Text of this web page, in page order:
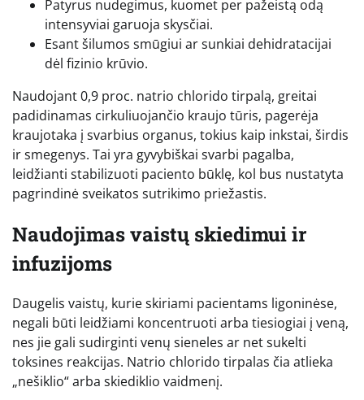
Patyrus nudegimus, kuomet per pažeistą odą
intensyviai garuoja skysčiai.
Esant šilumos smūgiui ar sunkiai dehidratacijai
dėl fizinio krūvio.
Naudojant 0,9 proc. natrio chlorido tirpalą, greitai
padidinamas cirkuliuojančio kraujo tūris, pagerėja
kraujotaka į svarbius organus, tokius kaip inkstai, širdis
ir smegenys. Tai yra gyvybiškai svarbi pagalba,
leidžianti stabilizuoti paciento būklę, kol bus nustatyta
pagrindinė sveikatos sutrikimo priežastis.
Naudojimas vaistų skiedimui ir
infuzijoms
Daugelis vaistų, kurie skiriami pacientams ligoninėse,
negali būti leidžiami koncentruoti arba tiesiogiai į veną,
nes jie gali sudirginti venų sieneles ar net sukelti
toksines reakcijas. Natrio chlorido tirpalas čia atlieka
„nešiklio“ arba skiediklio vaidmenį.